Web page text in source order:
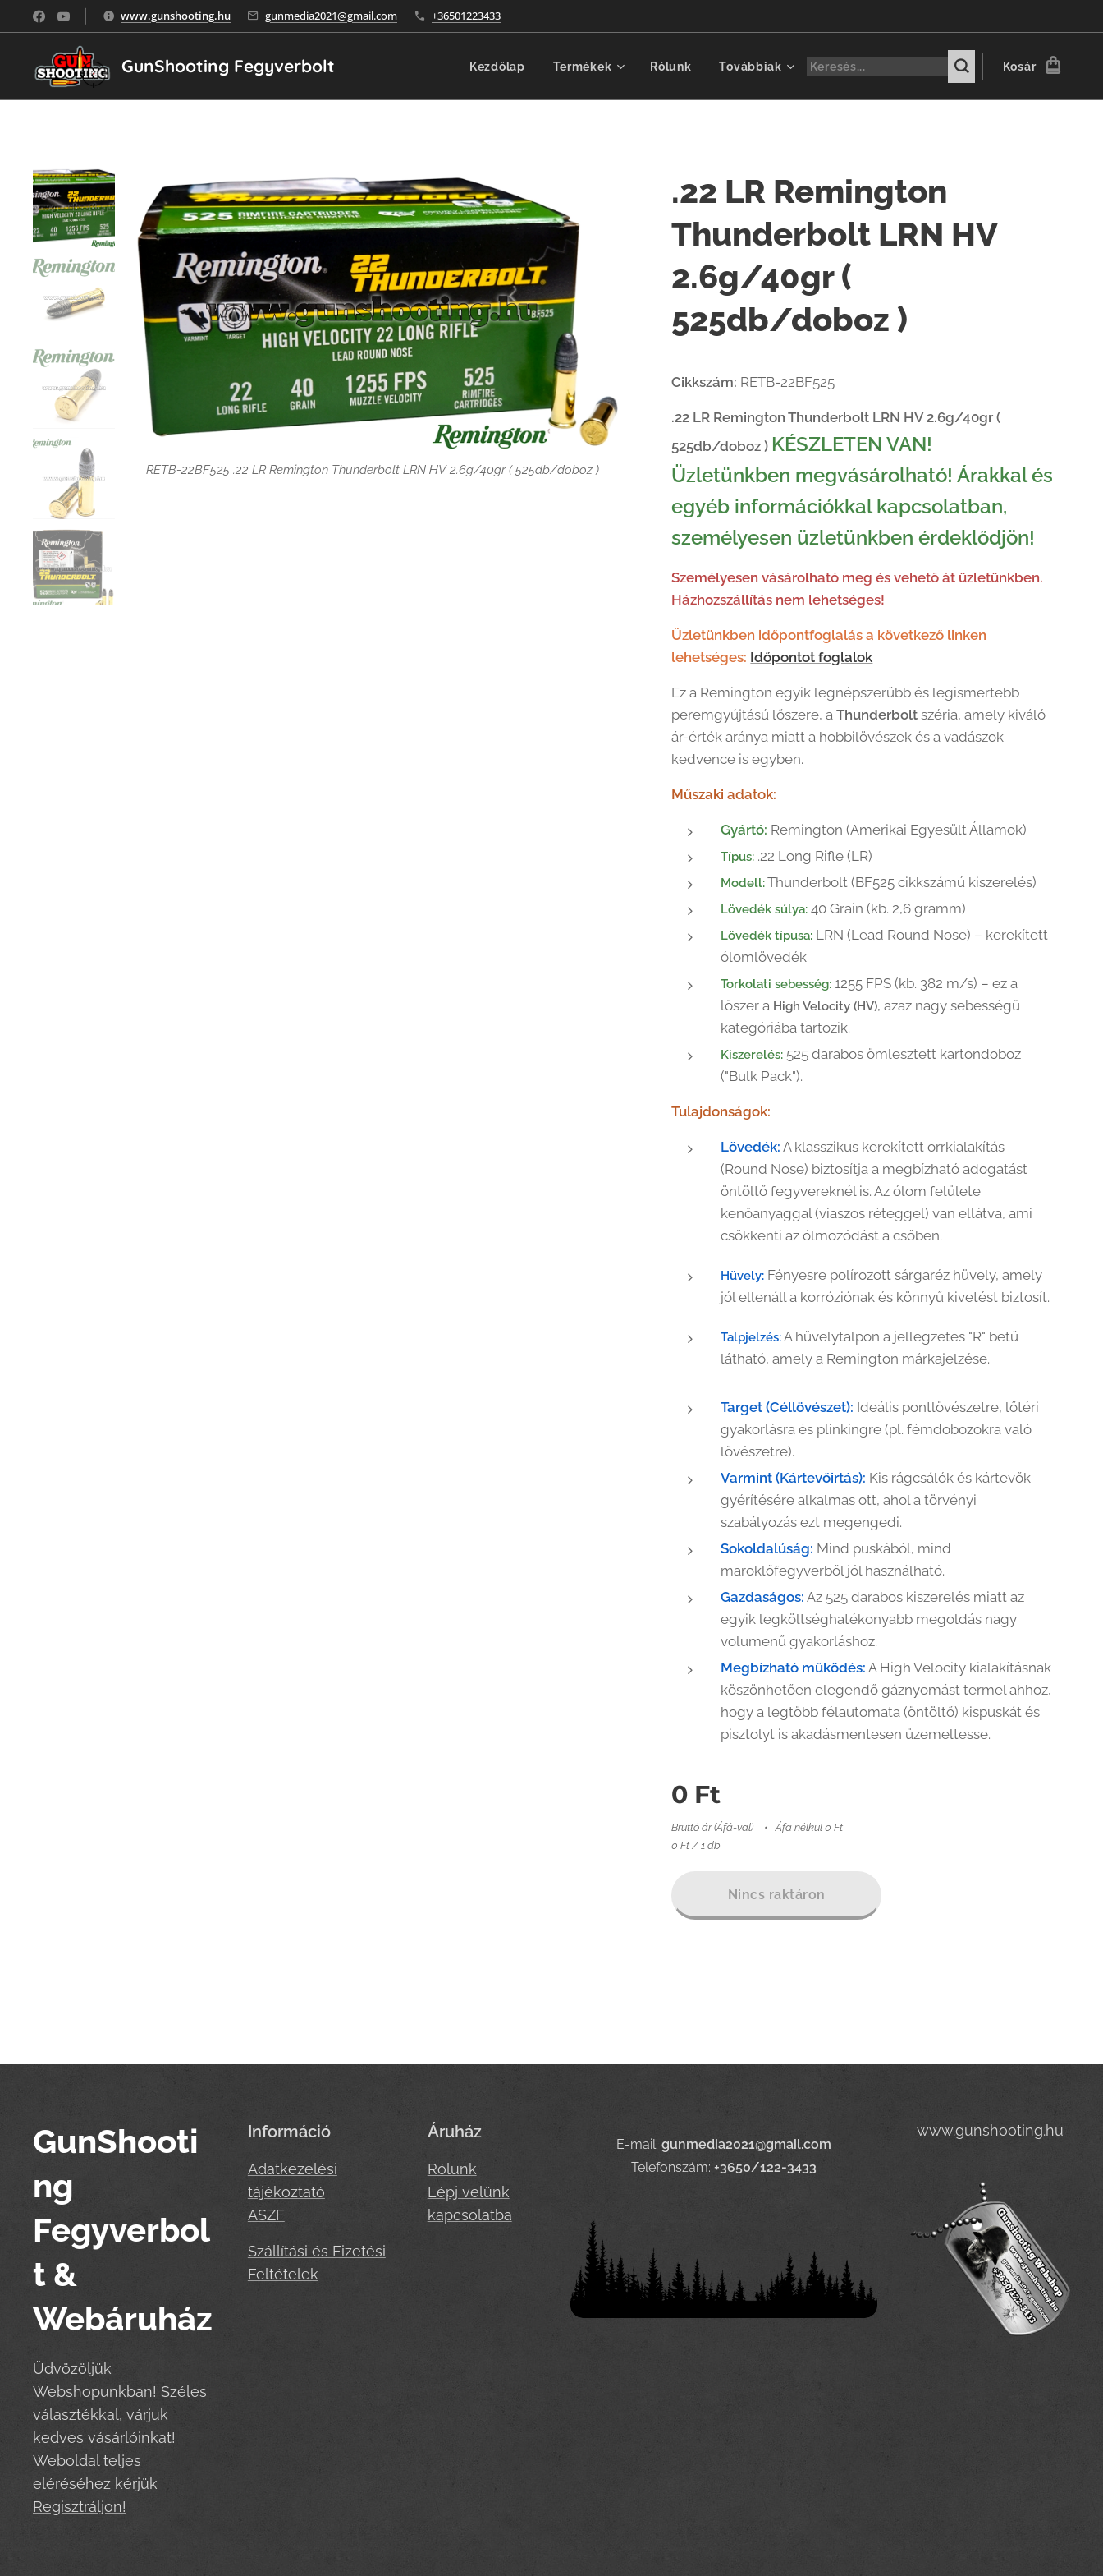
www.gunshooting.hu gunmedia2021@gmail.com +36501223433
GunShooting Fegyverbolt Kezdőlap Termékek Rólunk Továbbiak Kosár
.22 LR Remington
Thunderbolt LRN HV
2.6g/40gr (
525db/doboz )
RETB-22BF525 .22 LR Remington Thunderbolt LRN HV 2.6g/40gr ( 525db/doboz )
Cikkszám: RETB-22BF525
.22 LR Remington Thunderbolt LRN HV 2.6g/40gr (
525db/doboz ) KÉSZLETEN VAN!
Üzletünkben megvásárolható! Árakkal és
egyéb információkkal kapcsolatban,
személyesen üzletünkben érdeklődjön!
Személyesen vásárolható meg és vehető át üzletünkben.
Házhozszállítás nem lehetséges!
Üzletünkben időpontfoglalás a következő linken
lehetséges: Időpontot foglalok
Ez a Remington egyik legnépszerűbb és legismertebb
peremgyújtású lőszere, aThunderbolt széria, amely kiváló
ár-érték aránya miatt a hobbilövészek és a vadászok
kedvence is egyben.
Műszaki adatok:
Gyártó: Remington (Amerikai Egyesült Államok)
Típus: .22 Long Rifle (LR)
Modell:Thunderbolt (BF525 cikkszámú kiszerelés)
Lövedék súlya: 40 Grain (kb. 2,6 gramm)
Lövedék típusa: LRN (Lead Round Nose) – kerekített
ólomlövedék
Torkolati sebesség: 1255 FPS (kb. 382 m/s) – ez a
lőszer a High Velocity (HV), azaz nagy sebességű
kategóriába tartozik.
Kiszerelés: 525 darabos ömlesztett kartondoboz
("Bulk Pack").
Tulajdonságok:
Lövedék: A klasszikus kerekített orrkialakítás
(Round Nose) biztosítja a megbízható adogatást
öntöltő fegyvereknél is. Az ólom felülete
kenőanyaggal (viaszos réteggel) van ellátva, ami
csökkenti az ólmozódást a csőben.
Hüvely: Fényesre polírozott sárgaréz hüvely, amely
jól ellenáll a korróziónak és könnyű kivetést biztosít.
Talpjelzés:A hüvelytalpon a jellegzetes "R" betű
látható, amely a Remington márkajelzése.
Target (Céllövészet): Ideális pontlövészetre, lőtéri
gyakorlásra és plinkingre (pl. fémdobozokra való
lövészetre).
Varmint (Kártevőirtás): Kis rágcsálók és kártevők
gyérítésére alkalmas ott, ahol a törvényi
szabályozás ezt megengedi.
Sokoldalúság: Mind puskából, mind
maroklőfegyverből jól használható.
Gazdaságos: Az 525 darabos kiszerelés miatt az
egyik legköltséghatékonyabb megoldás nagy
volumenű gyakorláshoz.
Megbízható működés: A High Velocity kialakításnak
köszönhetően elegendő gáznyomást termel ahhoz,
hogy a legtöbb félautomata (öntöltő) kispuskát és
pisztolyt is akadásmentesen üzemeltesse.
0 Ft
Bruttó ár (Áfá-val)
Áfa nélkül 0 Ft
0 Ft / 1 db
Nincs raktáron
GunShooti
ng
Fegyverbol
t &
Webáruház
Üdvözöljük
Webshopunkban! Széles
választékkal, várjuk
kedves vásárlóinkat!
Weboldal teljes
eléréséhez kérjük
Regisztráljon!
Információ
Adatkezelési
tájékoztató
ASZF
Szállítási és Fizetési
Feltételek
Áruház
Rólunk
Lépj velünk
kapcsolatba
E-mail:gunmedia2021@gmail.com
Telefonszám:+3650/122-3433
www.gunshooting.hu